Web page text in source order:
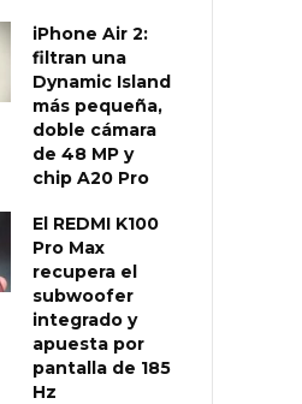
iPhone Air 2:
filtran una
Dynamic Island
más pequeña,
doble cámara
de 48 MP y
chip A20 Pro
El REDMI K100
Pro Max
recupera el
subwoofer
integrado y
apuesta por
pantalla de 185
Hz